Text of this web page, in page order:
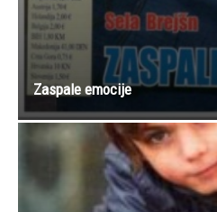
Zaspale emocije